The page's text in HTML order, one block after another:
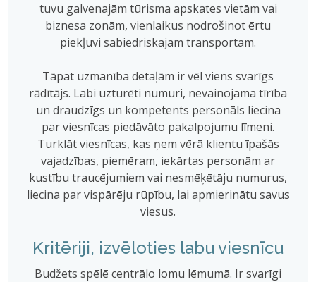
tuvu galvenajām tūrisma apskates vietām vai
biznesa zonām, vienlaikus nodrošinot ērtu
piekļuvi sabiedriskajam transportam.
Tāpat uzmanība detaļām ir vēl viens svarīgs
rādītājs. Labi uzturēti numuri, nevainojama tīrība
un draudzīgs un kompetents personāls liecina
par viesnīcas piedāvāto pakalpojumu līmeni.
Turklāt viesnīcas, kas ņem vērā klientu īpašās
vajadzības, piemēram, iekārtas personām ar
kustību traucējumiem vai nesmēķētāju numurus,
liecina par vispārēju rūpību, lai apmierinātu savus
viesus.
Kritēriji, izvēloties labu viesnīcu
Budžets spēlē centrālo lomu lēmumā. Ir svarīgi